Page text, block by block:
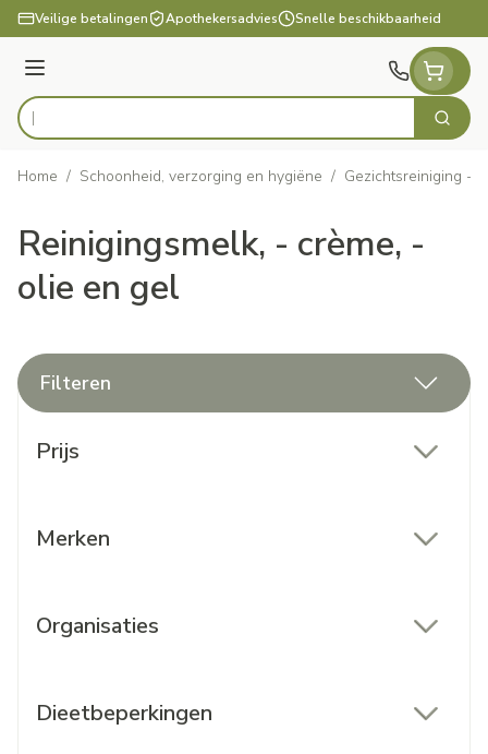
Ga naar de inhoud
Veilige betalingen Apothekersadvies Snelle beschikbaarheid
Menu
Product, merk, categorie... Zoek
Home / Schoonheid, verzorging en hygiëne / Gezichtsreiniging -
Reinigingsmelk, - crème, -
olie en gel
Filteren
Prijs
Merken
Organisaties
Dieetbeperkingen